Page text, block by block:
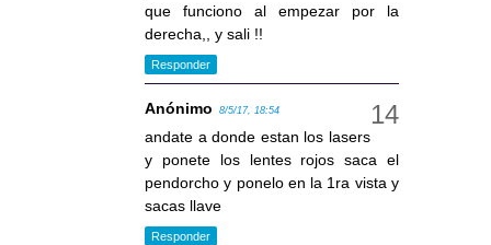
que funciono al empezar por la
derecha,, y sali !!
Responder
Anónimo 8/5/17, 18:54
andate a donde estan los lasers
y ponete los lentes rojos saca el
pendorcho y ponelo en la 1ra vista y
sacas llave
Responder